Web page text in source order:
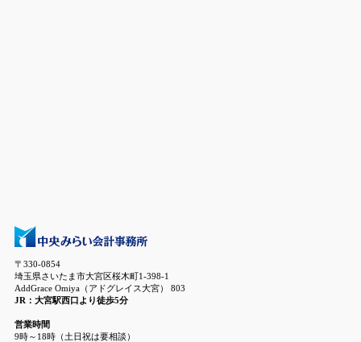
〒330-0854
埼玉県さいたま市大宮区桜木町1-398-1
AddGrace Omiya（アドグレイス大宮） 803
JR：大宮駅西口より徒歩5分
営業時間
9時～18時（土日祝は要相談）